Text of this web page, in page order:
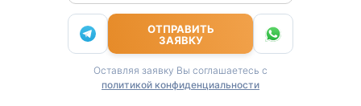
ОТПРАВИТЬ
ЗАЯВКУ
Оставляя заявку Вы соглашаетесь с
политикой конфиденциальности